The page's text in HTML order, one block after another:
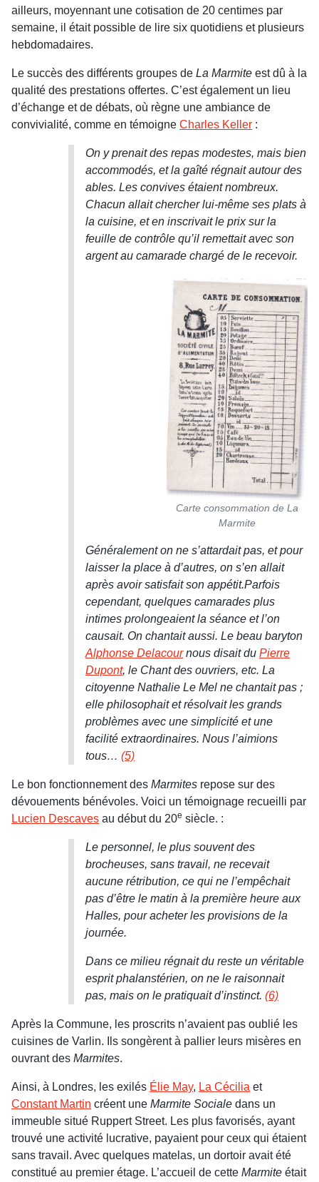
ailleurs, moyennant une cotisation de 20 centimes par
semaine, il était possible de lire six quotidiens et plusieurs
hebdomadaires.
Le succès des différents groupes de La Marmite est dû à la
qualité des prestations offertes. C’est également un lieu
d’échange et de débats, où règne une ambiance de
convivialité, comme en témoigne Charles Keller :
On y prenait des repas modestes, mais bien
accommodés, et la gaîté régnait autour des
ables. Les convives étaient nombreux.
Chacun allait chercher lui-même ses plats à
la cuisine, et en inscrivait le prix sur la
feuille de contrôle qu’il remettait avec son
argent au camarade chargé de le recevoir.
Carte consommation de La
Marmite
Généralement on ne s’attardait pas, et pour
laisser la place à d’autres, on s’en allait
après avoir satisfait son appétit.Parfois
cependant, quelques camarades plus
intimes prolongeaient la séance et l’on
causait. On chantait aussi. Le beau baryton
Alphonse Delacournous disait du Pierre
Dupont, le Chant des ouvriers, etc. La
citoyenne Nathalie Le Mel ne chantait pas ;
elle philosophait et résolvait les grands
problèmes avec une simplicité et une
facilité extraordinaires. Nous l’aimions
tous… (5)
Le bon fonctionnement des Marmites repose sur des
dévouements bénévoles. Voici un témoignage recueilli par
Lucien Descaves au début du 20e siècle. :
Le personnel, le plus souvent des
brocheuses, sans travail, ne recevait
aucune rétribution, ce qui ne l’empêchait
pas d’être le matin à la première heure aux
Halles, pour acheter les provisions de la
journée.
Dans ce milieu régnait du reste un véritable
esprit phalanstérien, on ne le raisonnait
pas, mais on le pratiquait d’instinct. (6)
Après la Commune, les proscrits n’avaient pas oublié les
cuisines de Varlin. Ils songèrent à pallier leurs misères en
ouvrant des Marmites.
Ainsi, à Londres, les exilés Élie May, La Cécilia et
Constant Martin créent une Marmite Sociale dans un
immeuble situé Ruppert Street. Les plus favorisés, ayant
trouvé une activité lucrative, payaient pour ceux qui étaient
sans travail. Avec quelques matelas, un dortoir avait été
constitué au premier étage. L’accueil de cette Marmite était